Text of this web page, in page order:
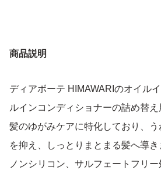
商品説明
ディアボーテ HIMAWARIのオイル
ルインコンディショナーの詰め替え
髪のゆがみケアに特化しており、
を抑え、しっとりまとまる髪へ導き
ノンシリコン、サルフェートフリ